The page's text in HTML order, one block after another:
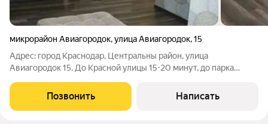
микрорайон Авиагородок,улица Авиагородок,15
Адрес: город Краснодар, Центральны район, улица
Авиагородок 15. До Красной улицы 15-20 минут, до парка
Отличная первая собственность и квартира для жизни в
удобном районе. Преимущества квартиры:
Позвонить Написать